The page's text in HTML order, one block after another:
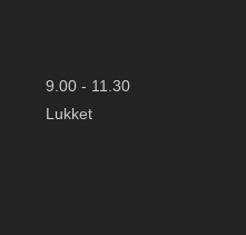
9.00 - 11.30
Lukket